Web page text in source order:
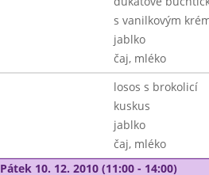
s vanilkovým
jablko
čaj, mléko
losos s brokolicí
kuskus
jablko
čaj, mléko
Pátek 10. 12. 2010 (11:00 - 14:00)